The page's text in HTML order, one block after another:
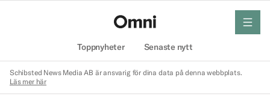
Toppnyheter Senaste nytt
meny
Schibsted News Media AB är ansvarig för dina data på denna webbplats.
Läs mer här